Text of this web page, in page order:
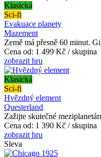
Klasická
Sci-fi
Evakuace planety
Mazement
Země má přesně 60 minut.
Cena od: 1 499 Kč / skupina
zobrazit hru
Klasická
Sci-fi
Hvězdný element
Questerland
Zažijte skutečné
Cena od: 1 390 Kč / skupina
zobrazit hru
Sleva